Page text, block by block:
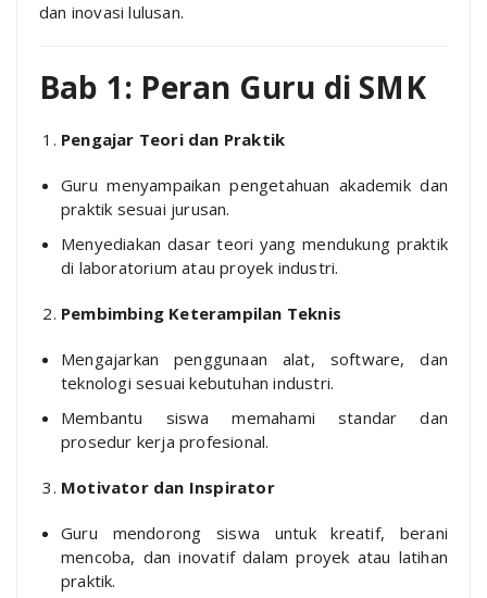
dan inovasi lulusan.
Bab 1: Peran Guru di SMK
Pengajar Teori dan Praktik
Guru menyampaikan pengetahuan akademik dan
praktik sesuai jurusan.
Menyediakan dasar teori yang mendukung praktik
di laboratorium atau proyek industri.
Pembimbing Keterampilan Teknis
Mengajarkan penggunaan alat, software, dan
teknologi sesuai kebutuhan industri.
Membantu siswa memahami standar dan
prosedur kerja profesional.
Motivator dan Inspirator
Guru mendorong siswa untuk kreatif, berani
mencoba, dan inovatif dalam proyek atau latihan
praktik.